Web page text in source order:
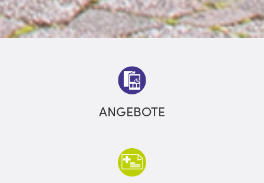
ANGEBOTE